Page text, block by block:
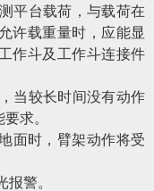
平台载荷，与载荷在
许载重量时，应能显
作斗及工作斗连接件
当较长时间没有动作
求。
面时，臂架动作将受
警。